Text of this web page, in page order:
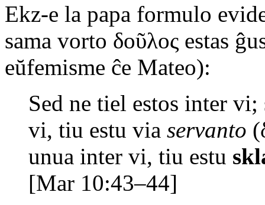
Ekz-e la papa formulo
sama vorto δοῦλος estas
eŭfemisme ĉe Mateo):
Sed ne tiel estos inter
vi, tiu estu via servanto
unua inter vi, tiu estu
[Mar 10:43–44]